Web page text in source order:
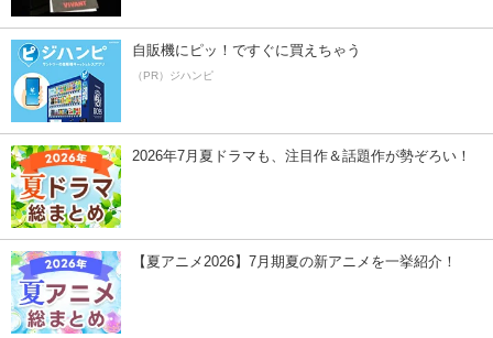
自販機にピッ！ですぐに買えちゃう
（PR）ジハンピ
2026年7月夏ドラマも、注目作＆話題作が勢ぞろい！
【夏アニメ2026】7月期夏の新アニメを一挙紹介！